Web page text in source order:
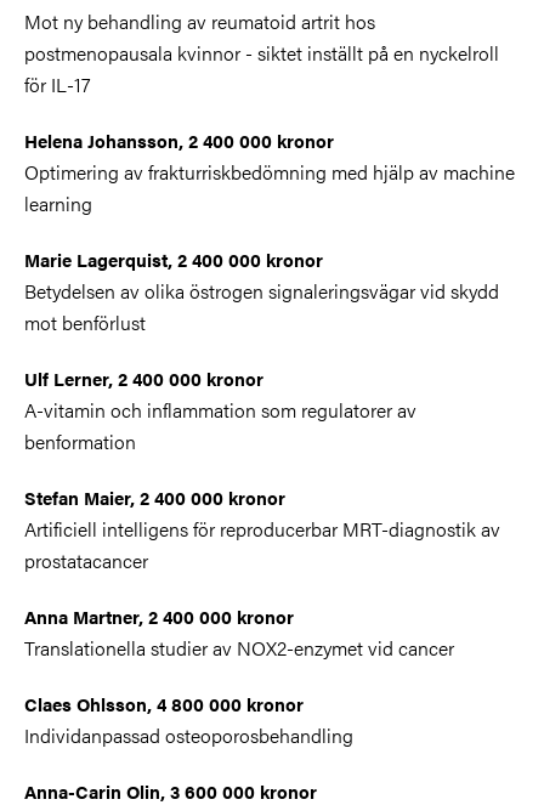
Mot ny behandling av reumatoid artrit hos
postmenopausala kvinnor - siktet inställt på en nyckelroll
för IL-17
Helena Johansson, 2 400 000 kronor
Optimering av frakturriskbedömning med hjälp av machine
learning
Marie Lagerquist, 2 400 000 kronor
Betydelsen av olika östrogen signaleringsvägar vid skydd
mot benförlust
Ulf Lerner, 2 400 000 kronor
A-vitamin och inflammation som regulatorer av
benformation
Stefan Maier, 2 400 000 kronor
Artificiell intelligens för reproducerbar MRT-diagnostik av
prostatacancer
Anna Martner, 2 400 000 kronor
Translationella studier av NOX2-enzymet vid cancer
Claes Ohlsson, 4 800 000 kronor
Individanpassad osteoporosbehandling
Anna-Carin Olin, 3 600 000 kronor